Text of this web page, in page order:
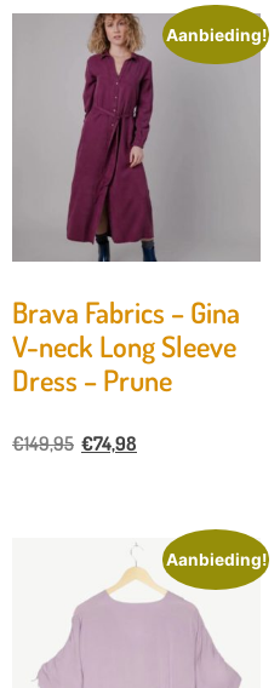
Aanbieding!
Brava Fabrics – Gina
V-neck Long Sleeve
Dress – Prune
€149,95 €74,98
Aanbieding!